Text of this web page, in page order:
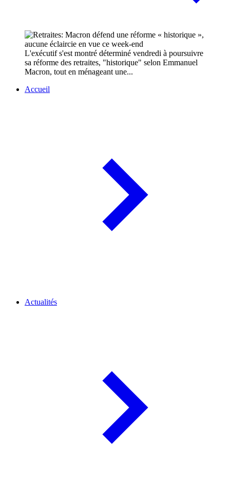
L'exécutif s'est montré déterminé vendredi à poursuivre
sa réforme des retraites, "historique" selon Emmanuel
Macron, tout en ménageant une...
Accueil
Actualités